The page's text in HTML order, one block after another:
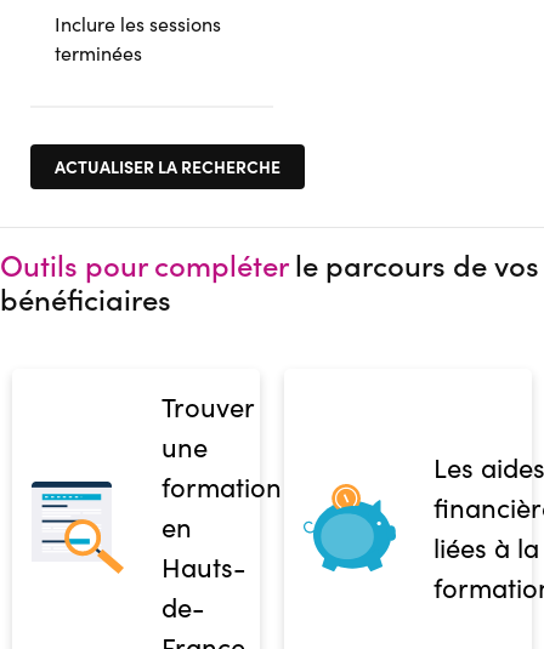
Inclure les sessions
terminées
Outils pour compléterle parcours de vos
bénéficiaires
Trouver
une
formation
en
Hauts-
de-
Les aides
liées à la